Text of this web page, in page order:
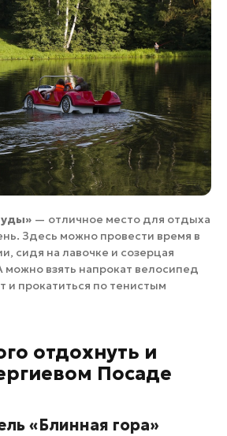
— отличное место для отдыха
Здесь можно провести время в
сидя на лавочке и созерцая
можно взять напрокат велосипед
и прокатиться по тенистым
отдохнуть и
Посаде
«Блинная гора»